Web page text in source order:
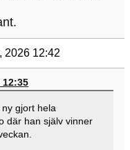
2026 12:42
12:35
gjort hela
där han själv vinner